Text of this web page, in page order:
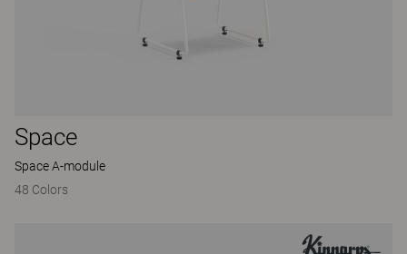
Space
Space A-module
48 Colors